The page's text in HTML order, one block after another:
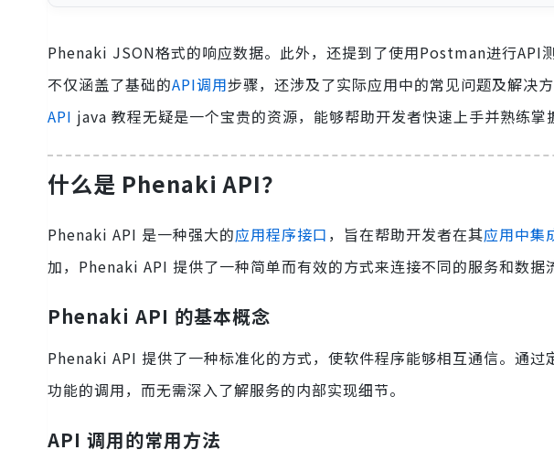
Phenaki JSON格式的响应数据。此外，还提到了使用Postman进行API
不仅涵盖了基础的API调用步骤，还涉及了实际应用中的常见问题及解决
API java 教程无疑是一个宝贵的资源，能够帮助开发者快速上手并熟练掌
什么是 Phenaki API？
Phenaki API 是一种强大的应用程序接口 ，旨在帮助开发者在其应用中集
加，Phenaki API 提供了一种简单而有效的方式来连接不同的服务和数据
Phenaki API 的基本概念
Phenaki API 提供了一种标准化的方式，使软件程序能够相互通信。通
功能的调用，而无需深入了解服务的内部实现细节。
API 调用的常用方法